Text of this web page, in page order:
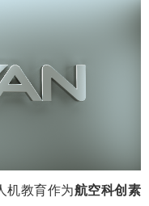
机教育作为航空科创素